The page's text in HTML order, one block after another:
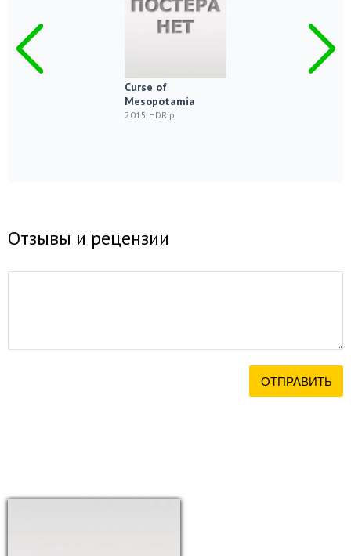
Curse of
Mesopotamia
2015 HDRip
Отзывы и рецензии